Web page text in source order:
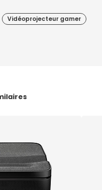
Vidéoprojecteur gamer